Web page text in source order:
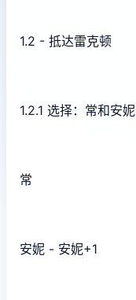
1.2 - 抵达雷克顿
1.2.1 选择：常和安
常
安妮 - 安妮+1